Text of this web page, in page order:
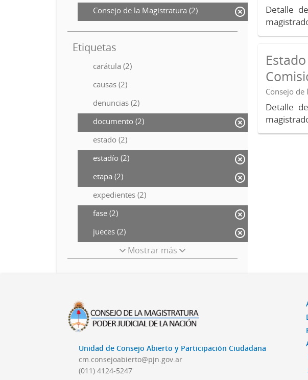
Consejo de la Magistratura (2)
Etiquetas
carátula (2)
causas (2)
denuncias (2)
documento (2)
estado (2)
estadío (2)
etapa (2)
expedientes (2)
fase (2)
jueces (2)
Mostrar más
Detalle
Consejo
Detalle
Unidad de Consejo Abierto y Participación Ciudadana
cm.consejoabierto@pjn.gov.ar
(011) 4124-5247